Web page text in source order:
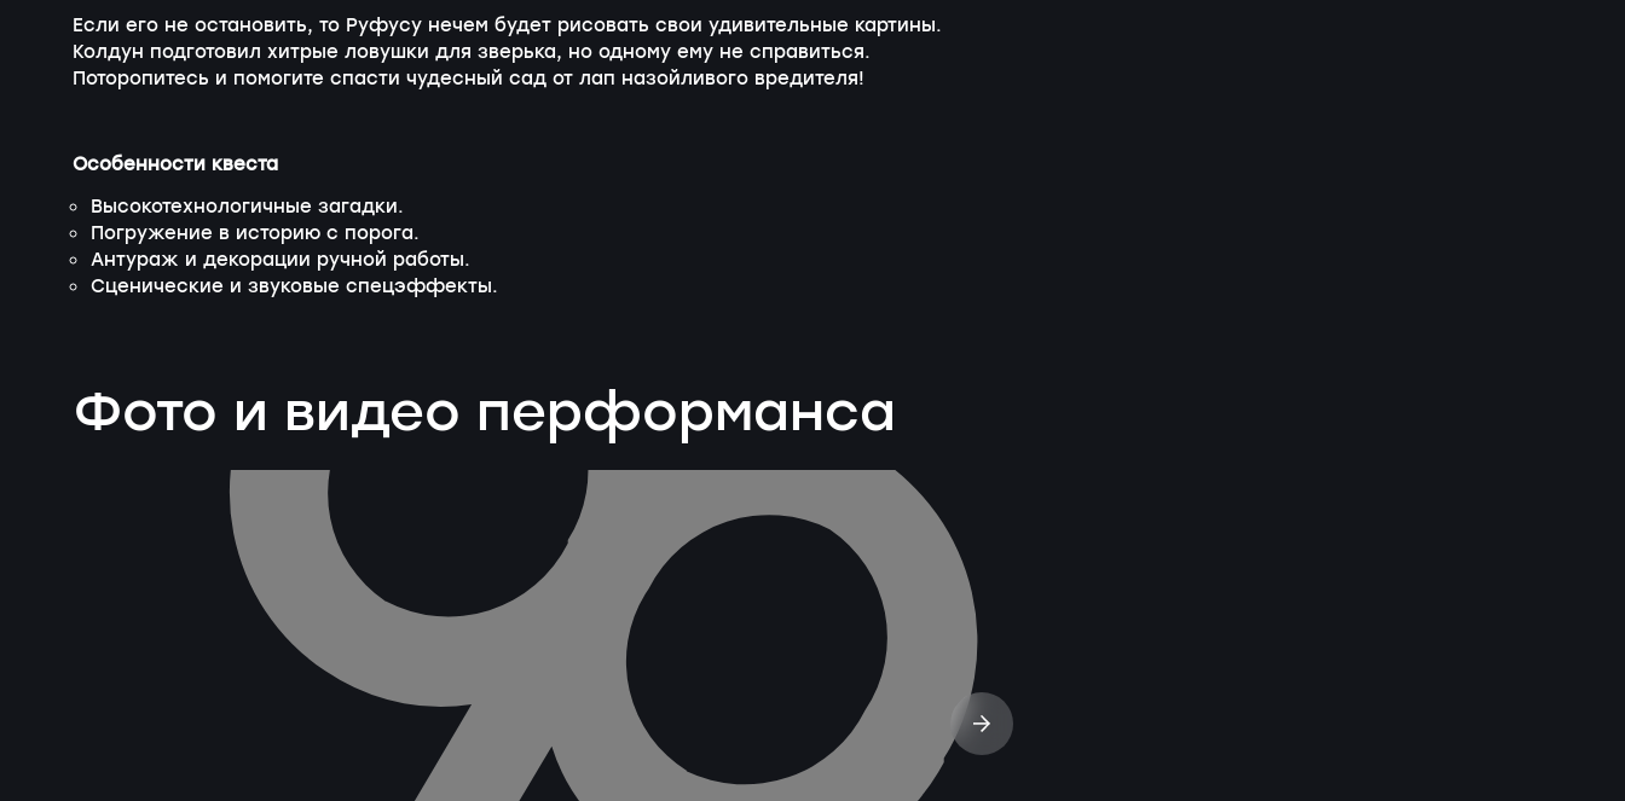
Если его не остановить, то Руфусу нечем будет рисовать свои удивительные картины.
Колдун подготовил хитрые ловушки для зверька, но одному ему не справиться.
Поторопитесь и помогите спасти чудесный сад от лап назойливого вредителя!
Особенности квеста
Высокотехнологичные загадки.
Погружение в историю с порога.
Антураж и декорации ручной работы.
Сценические и звуковые спецэффекты.
Фото и видео перформанса